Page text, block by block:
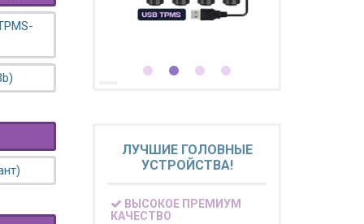
ЛУЧШИЕ ГОЛОВНЫЕ
УСТРОЙСТВА!
ВЫСОКОЕ ПРЕМИУМ
КАЧЕСТВО